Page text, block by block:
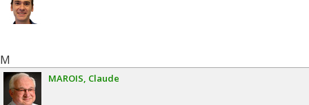
M
MAROIS Claude